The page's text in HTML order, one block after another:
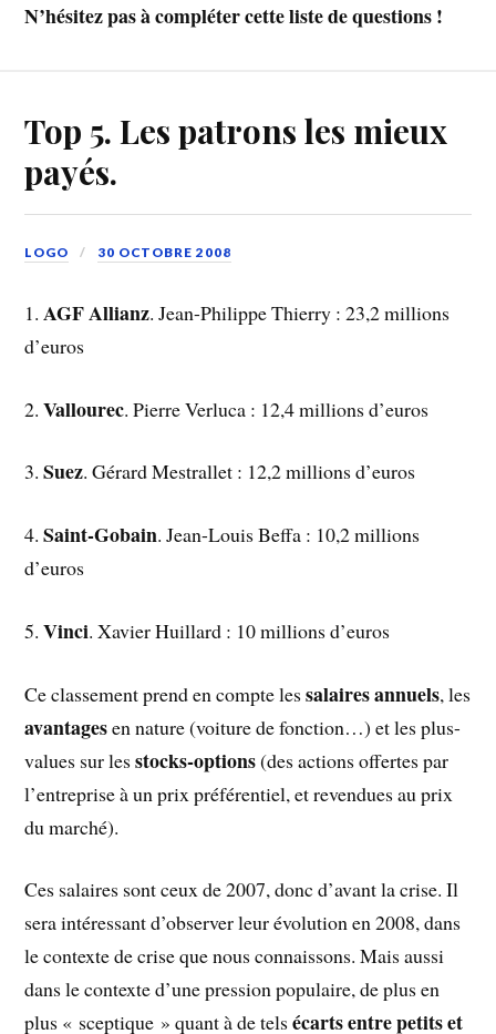
N’hésitez pas à compléter cette liste de questions !
Top 5. Les patrons les mieux
payés.
LOGO 30 OCTOBRE 2008
1. AGF Allianz. Jean-Philippe Thierry : 23,2 millions
d’euros
2.Vallourec. Pierre Verluca : 12,4 millions d’euros
3.Suez. Gérard Mestrallet : 12,2 millions d’euros
4.Saint-Gobain. Jean-Louis Beffa : 10,2 millions
d’euros
5.Vinci. Xavier Huillard : 10 millions d’euros
Ce classement prend en compte lessalaires annuels, les
avantagesen nature (voiture de fonction…) et les plus-
values sur lesstocks-options(des actions offertes par
l’entreprise à un prix préférentiel, et revendues au prix
du marché).
Ces salaires sont ceux de 2007, donc d’avant la crise. Il
sera intéressant d’observer leur évolution en 2008, dans
le contexte de crise que nous connaissons. Mais aussi
dans le contexte d’une pression populaire, de plus en
plus « sceptique » quant à de telsécarts entre petits et